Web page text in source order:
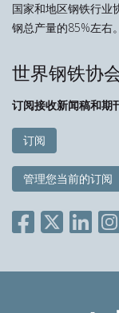
国家和地区钢铁行业
钢总产量的85%左右。
世界钢铁协
订阅接收新闻稿和期
订阅
管理您当前的订阅